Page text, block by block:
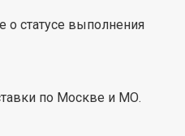
статусе выполнения
по Москве и МО.